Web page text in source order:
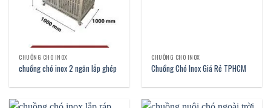
CHUỒNG CHÓ INOX
chuồng chó inox 2 ngăn lắp ghép
CHUỒNG CHÓ INOX
Chuồng Chó Inox Giá Rẻ TPHCM